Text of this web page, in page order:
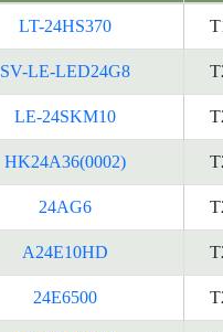
LT-24HS370
SV-LE-LED24G8
LE-24SKM10
HK24A36(0002)
24AG6
A24E10HD
24E6500